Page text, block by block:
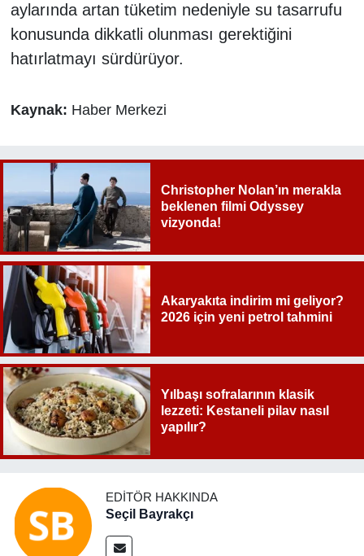
aylarında artan tüketim nedeniyle su tasarrufu
konusunda dikkatli olunması gerektiğini
hatırlatmayı sürdürüyor.
Kaynak: Haber Merkezi
Christopher Nolan’ın merakla
beklenen filmi Odyssey
vizyonda!
Akaryakıta indirim mi geliyor?
2026 için yeni petrol tahmini
Yılbaşı sofralarının klasik
lezzeti: Kestaneli pilav nasıl
yapılır?
EDITÖR HAKKINDA
Seçil Bayrakçı